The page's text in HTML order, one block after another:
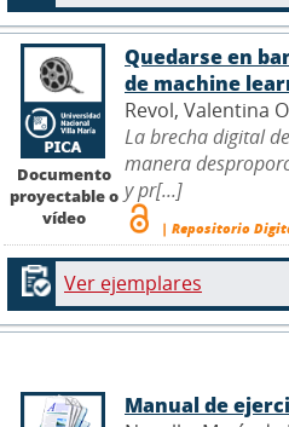
Documento
proyectable o
vídeo
Quedarse en
de machine
Revol, Valentina
La brecha digital
manera
y pr[...]
| Repositorio
Ver ejemplares
Manual de